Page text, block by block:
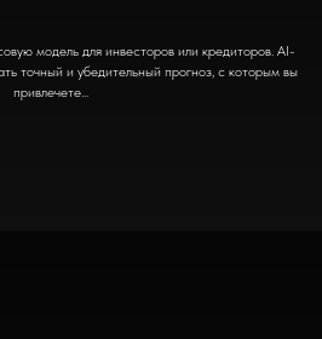
модель для инвесторов или кредиторов. AI-
точный и убедительный прогноз, с которым вы
привлечете...